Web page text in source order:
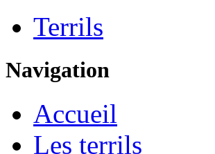
Terrils
Navigation
Accueil
Les terrils